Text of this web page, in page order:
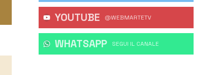
YOUTUBE @WEBMARTETV
WHATSAPP ‎SEGUI IL CANALE